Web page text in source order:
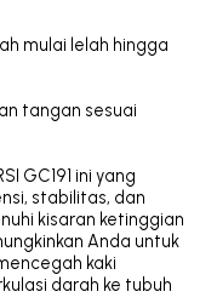
mulai lelah hingga
tangan sesuai
GC191 ini yang
stabilitas, dan
kisaran ketinggian
Anda untuk
kaki
darah ke tubuh